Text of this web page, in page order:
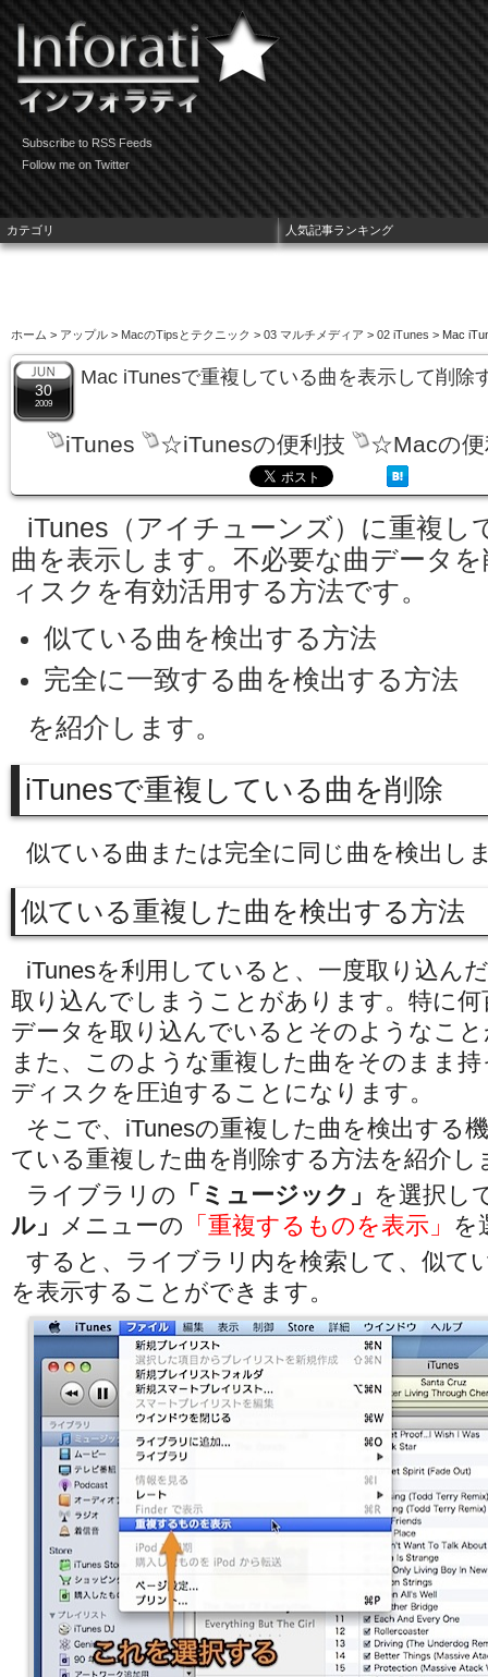
Subscribe to RSS Feeds
Follow me on Twitter
ホーム > アップル > MacのTipsとテクニック > 03 マルチメディア > 02 iTunes > Mac
30
2009
Mac iTunesで重複している曲を表示して削除
iTunes ☆iTunesの便利技 ☆Macの便
iTunes（アイチューンズ）に重複し
曲を表示します。不必要な曲データ
ィスクを有効活用する方法です。
似ている曲を検出する方法
完全に一致する曲を検出する方法
を紹介します。
iTunesで重複している曲を削除
似ている曲または完全に同じ曲を検出し
似ている重複した曲を検出する方法
iTunesを利用していると、一度取り込ん
取り込んでしまうことがあります。特に
データを取り込んでいるとそのようなこ
また、このような重複した曲をそのまま
ディスクを圧迫することになります。
そこで、iTunesの重複した曲を検出する
ている重複した曲を削除する方法を紹介し
ライブラリの 「ミュージック」 を選択し
ル」 メニューの 「重複するものを表示」 を
すると、ライブラリ内を検索して、似て
を表示することができます。
カテゴリ 人気記事ランキング